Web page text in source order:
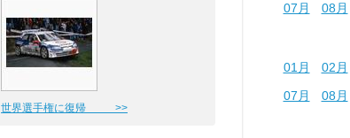
世界選手権に復帰 >>
07月
08月
01月 02月
07月
08月